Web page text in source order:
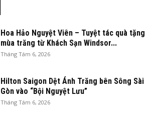
Hoa Hảo Nguyệt Viên – Tuyệt tác quà tặng
mùa trăng từ Khách Sạn Windsor...
Tháng Tám 6, 2026
Hilton Saigon Dệt Ánh Trăng bên Sông Sài
Gòn vào “Bội Nguyệt Lưu”
Tháng Tám 6, 2026